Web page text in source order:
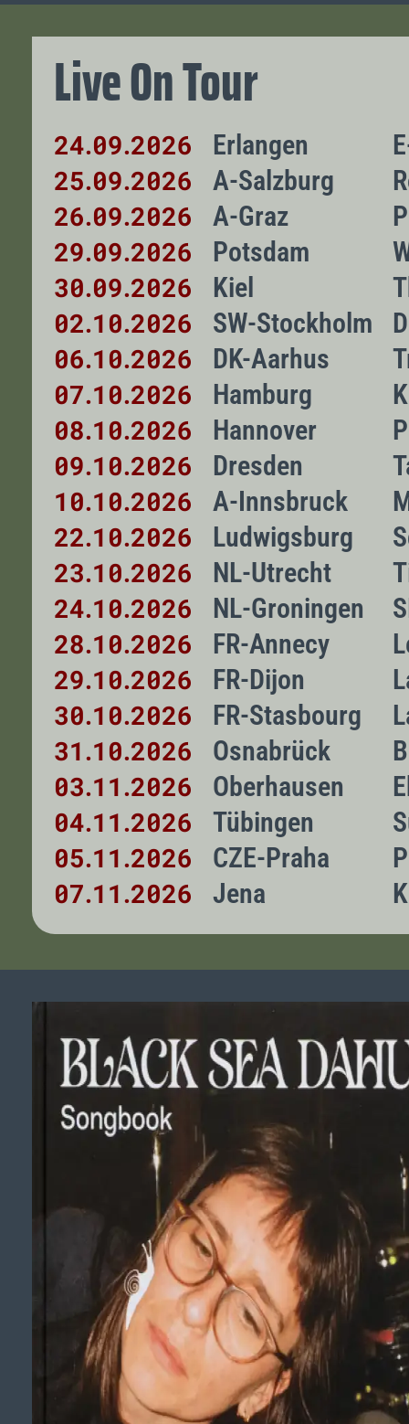
Live On Tour
24.09.2026 Erlangen
25.09.2026 A-Salzburg
26.09.2026 A-Graz
29.09.2026 Potsdam
30.09.2026 Kiel
02.10.2026 SW-Stockholm
06.10.2026 DK-Aarhus
07.10.2026 Hamburg
08.10.2026 Hannover
09.10.2026 Dresden
10.10.2026 A-Innsbruck
22.10.2026 Ludwigsburg
23.10.2026 NL-Utrecht
24.10.2026 NL-Groningen
28.10.2026 FR-Annecy
29.10.2026 FR-Dijon
30.10.2026 FR-Stasbourg
31.10.2026 Osnabrück
03.11.2026 Oberhausen
04.11.2026 Tübingen
05.11.2026 CZE-Praha
07.11.2026 Jena